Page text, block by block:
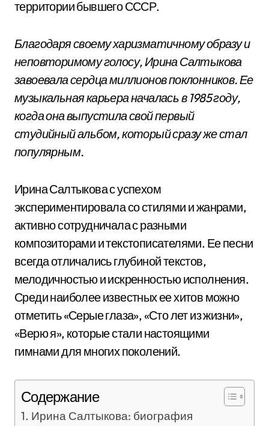
территории бывшего СССР.
Благодаря своему харизматичному образу и
неповторимому голосу, Ирина Салтыкова
завоевала сердца миллионов поклонников. Ее
музыкальная карьера началась в 1985 году,
когда она выпустила свой первый
студийный альбом, который сразу же стал
популярным.
Ирина Салтыкова с успехом
экспериментировала со стилями и жанрами,
активно сотрудничала с разными
композиторами и текстописателями. Ее песни
всегда отличались глубиной текстов,
мелодичностью и искренностью исполнения.
Среди наиболее известных ее хитов можно
отметить «Серые глаза», «Сто лет из жизни»,
«Верю я», которые стали настоящими
гимнами для многих поколений.
Содержание
Ирина Салтыкова: биография